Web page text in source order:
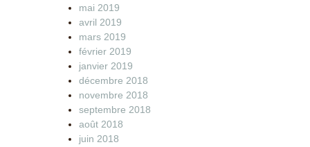
mai 2019
avril 2019
mars 2019
février 2019
janvier 2019
décembre 2018
novembre 2018
septembre 2018
août 2018
juin 2018